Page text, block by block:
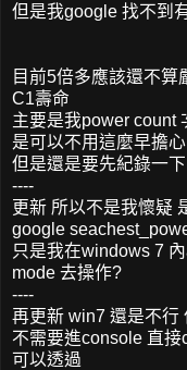
但是我google 找不到
目前5倍多應該還不算
C1壽命
主要是我power count
是可以不用這麼早擔心
但是還是要先紀錄一下
----
更新 所以不是我懷疑
google
只是我在windows 7
mode 去操作?
----
再更新 win7 還是不行
不需要進console 直接
可以透過